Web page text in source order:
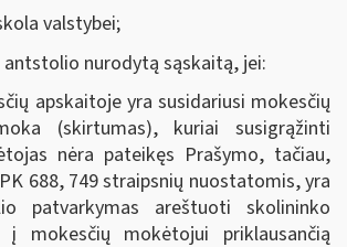
valstybei;
antstolio nurodytą sąskaitą, jei:
apskaitoje yra susidariusi mokesčių
(skirtumas), kuriai susigrąžinti
nėra pateikęs Prašymo, tačiau,
688, 749 straipsnių nuostatomis, yra
patvarkymas areštuoti skolininko
mokesčių mokėtojui priklausančią